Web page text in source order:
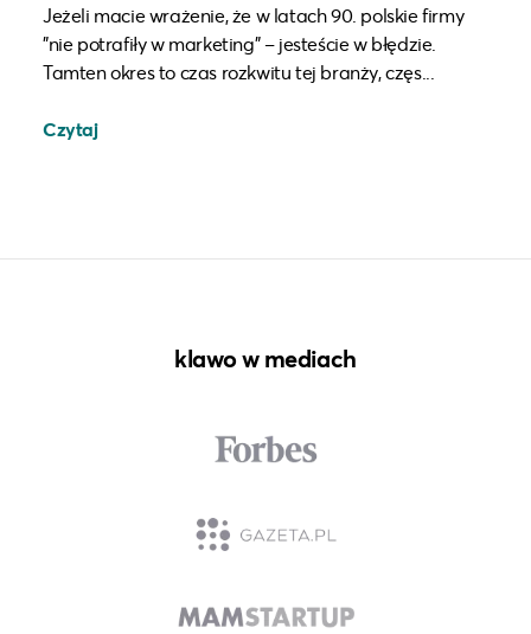
Jeżeli macie wrażenie, że w latach 90. polskie firmy
"nie potrafiły w marketing" – jesteście w błędzie.
Tamten okres to czas rozkwitu tej branży, częs...
Czytaj
klawo w mediach